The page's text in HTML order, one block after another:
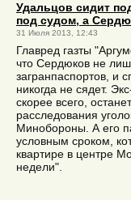
Удальцов сидит
под судом, а
31 Июля 2013, 12:43
Главред газты
что Сердюков не
загранпаспортов, и
никогда не сядет.
скорее всего,
расследования
Минобороны. А его
условным сроком,
квартире в центре
недели".